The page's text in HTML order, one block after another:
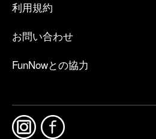
利用規約
お問い合わせ
FunNowとの協力